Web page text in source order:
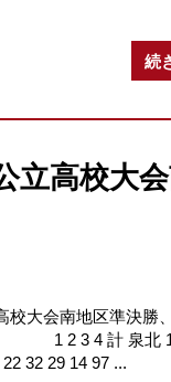
続
立高校大
校大会南地区準決勝
1 2 3 4 計 泉北
32 29 14 97 ...